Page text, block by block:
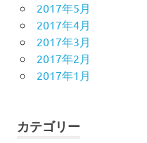
2017年5月
2017年4月
2017年3月
2017年2月
2017年1月
カテゴリー